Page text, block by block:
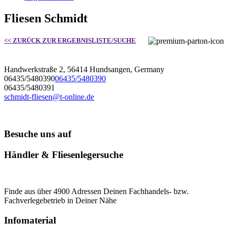
Fliesen Schmidt
<< ZURÜCK ZUR ERGEBNISLISTE/SUCHE
Handwerkstraße 2, 56414 Hundsangen, Germany
06435/548039006435/5480390
06435/5480391
schmidt-fliesen@t-online.de
Besuche uns auf
Händler & Fliesenlegersuche
Finde aus über 4900 Adressen Deinen Fachhandels- bzw.
Fachverlegebetrieb in Deiner Nähe
Infomaterial